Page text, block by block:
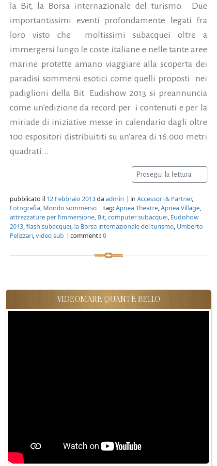
la Bit, la Borsa internazionale del turismo. Due
importantissimi eventi profondamente legati fra
loro visto che moltissimi subacquei oltre a
immergersi lungo le coste italiane e nelle tante aree
marine protette amano viaggiare alla scoperta dei
paradisi sommersi esotici come quelli proposti nei
padiglioni della Bit. Eudishow 2013 si preannuncia
come un‘edizione da record per i contenuti e per la
miriade di iniziative messe in calendario dagli oltre
100 espositori distribuititi su un'area di 16.000 metri
quadrati...
Prosegui la lettura
pubblicato il 12 Febbraio 2013daadmin | in Accessori & Partner,
Fotografia, Mondo sommerso | tag:Apnea Theatre,Apnea Village,
attrezzature per l’immersione, Bit,computer subacquei, Eudishow
2013,flash subacquei, la Borsa internazionale del turismo, Umberto
Pelizzari,video sub | commenti:0
VIDEOMARE QUANT'È BELLO